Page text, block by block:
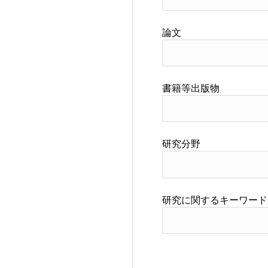
論文
書籍等出版物
研究分野
研究に関するキーワード